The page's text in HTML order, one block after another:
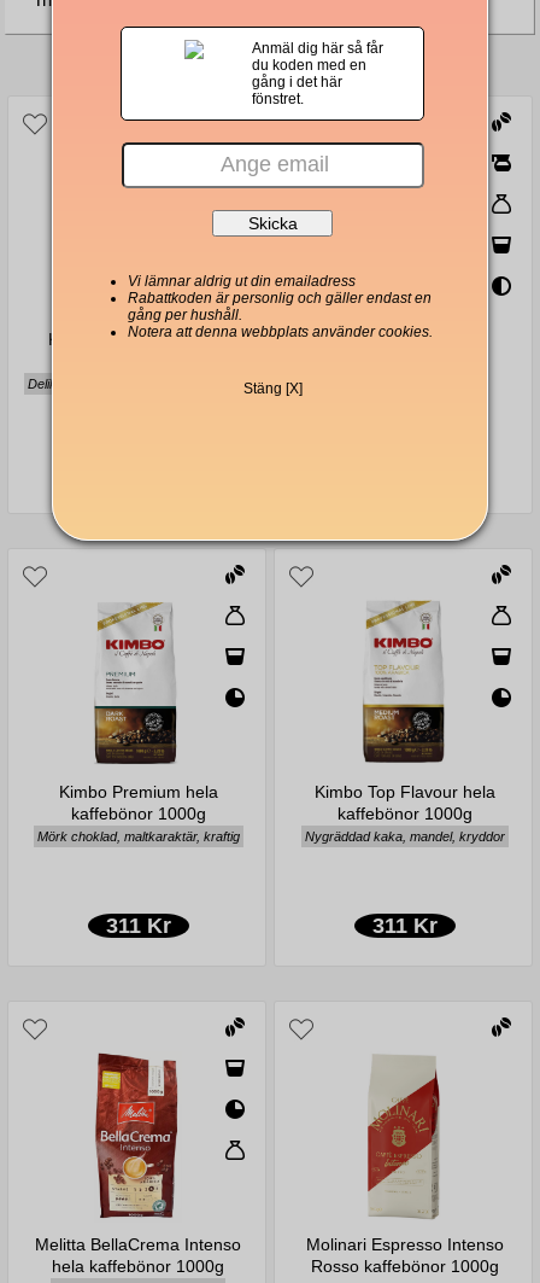
Andra köpte även
Kimbo Aroma Gold hela
Delikat, chokladig, 8 olika arbicasorter
Kimbo Intenso hela
Kimbo Premium hela
kaffebönor 1000g
Mörk choklad, maltkaraktär, kraftig
311 Kr
Kimbo Top Flavour hela
kaffebönor 1000g
Nygräddad kaka, mandel, kryddor
311 Kr
Melitta BellaCrema Intenso
hela kaffebönor 1000g
Molinari Espresso Intenso
Rosso kaffebönor 1000g
Anmäl dig här så får
du koden med en
gång i det här
fönstret.
Vi lämnar aldrig ut din emailadress
Rabattkoden är personlig och gäller endast en
gång per hushåll.
Notera att denna webbplats använder cookies.
Stäng [X]